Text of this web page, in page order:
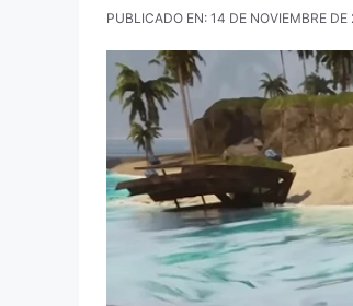
PUBLICADO EN: 14 DE NOVIEMBRE